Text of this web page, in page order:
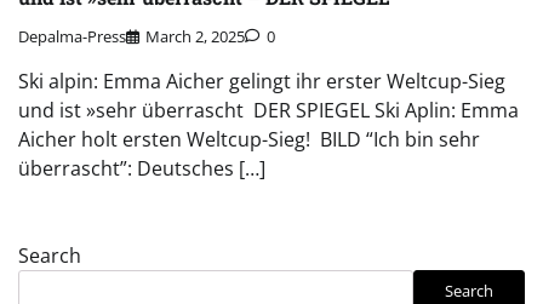
Depalma-Press March 2, 2025 0
Ski alpin: Emma Aicher gelingt ihr erster Weltcup-Sieg
und ist »sehr überrascht DER SPIEGEL Ski Aplin: Emma
Aicher holt ersten Weltcup-Sieg! BILD “Ich bin sehr
überrascht”: Deutsches […]
Search
Search